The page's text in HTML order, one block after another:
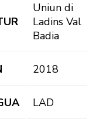
Uniun di
Ladins Val
Badia
2018
LAD